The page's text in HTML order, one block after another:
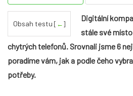
Obsah testu [ ←]
Digitální
stále své
chytrých telefonů. Srovnali jsme 6
poradíme vám, jak a podle čeho
potřeby.